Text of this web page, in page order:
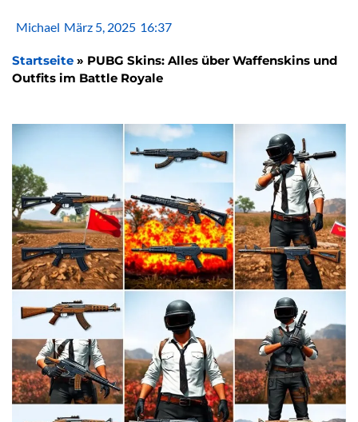
Michael März 5, 2025 16:37
Startseite » PUBG Skins: Alles über Waffenskins und
Outfits im Battle Royale